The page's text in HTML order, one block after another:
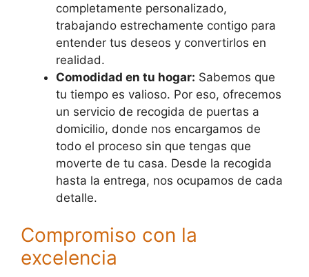
completamente personalizado,
trabajando estrechamente contigo para
entender tus deseos y convertirlos en
realidad.
Comodidad en tu hogar: Sabemos que
tu tiempo es valioso. Por eso, ofrecemos
un servicio de recogida de puertas a
domicilio, donde nos encargamos de
todo el proceso sin que tengas que
moverte de tu casa. Desde la recogida
hasta la entrega, nos ocupamos de cada
detalle.
Compromiso con la
excelencia